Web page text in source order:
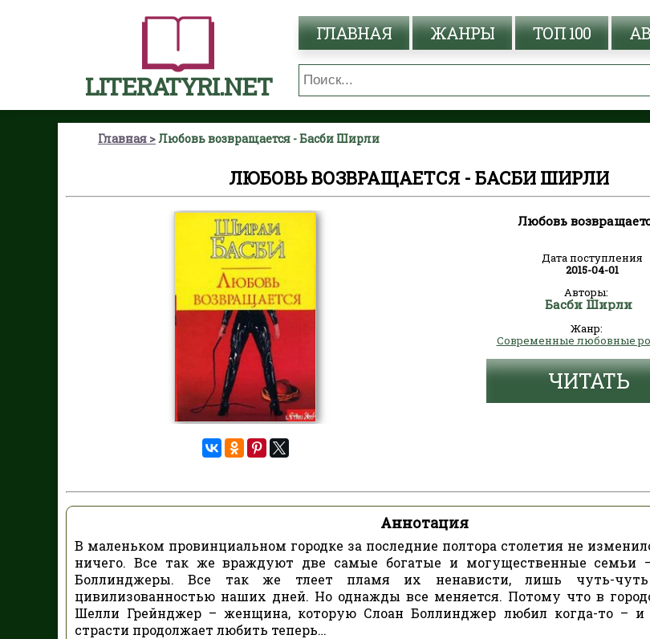
LITERATYRI.NET
ГЛАВНАЯ ЖАНРЫ ТОП 100
Главная Любовь возвращается - Басби Ширли
ЛЮБОВЬ ВОЗВРАЩАЕТСЯ - БАСБИ ШИРЛИ
Любовь
Дата поступления
2015-04-01
Авторы:
Басби Ширли
Жанр:
Современные любовные
ЧИТАТЬ
Аннотация
В маленьком провинциальном городке за последние полтора столетия не
ничего. Все так же враждуют две самые богатые и могущественные семьи
Боллинджеры. Все так же тлеет пламя их ненависти, лишь чуть-чуть
цивилизованностью наших дней. Но однажды все меняется. Потому что в
Шелли Грейнджер – женщина, которую Слоан Боллинджер любил когда-то –
страсти продолжает любить теперь…